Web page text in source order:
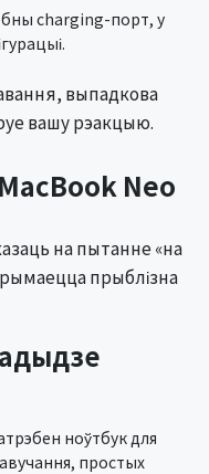
выпадкова
вашу рэакцыю.
Neo
на пытанне «на
прыблізна
ноўтбук для
простых